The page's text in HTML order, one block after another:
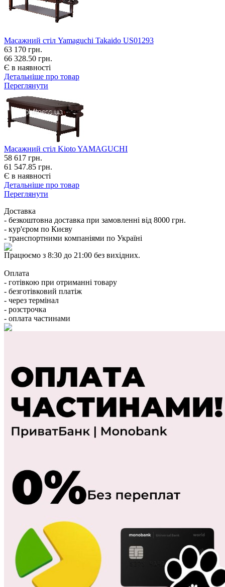
Масажний стіл Yamaguchi Takaido US01293
63 170 грн.
66 328.50 грн.
Є в наявності
Детальніше про товар
Переглянути
Масажний стіл Kioto YAMAGUCHI
58 617 грн.
61 547.85 грн.
Є в наявності
Детальніше про товар
Переглянути
Доставка
- безкоштовна доставка при замовленні від 8000 грн.
- кур'єром по Києву
- транспортними компаніями по Україні
Працюємо з 8:30 до 21:00 без вихідних.
Оплата
- готівкою при отриманні товару
- безготівковий платіж
- через термінал
- розстрочка
- оплата частинами